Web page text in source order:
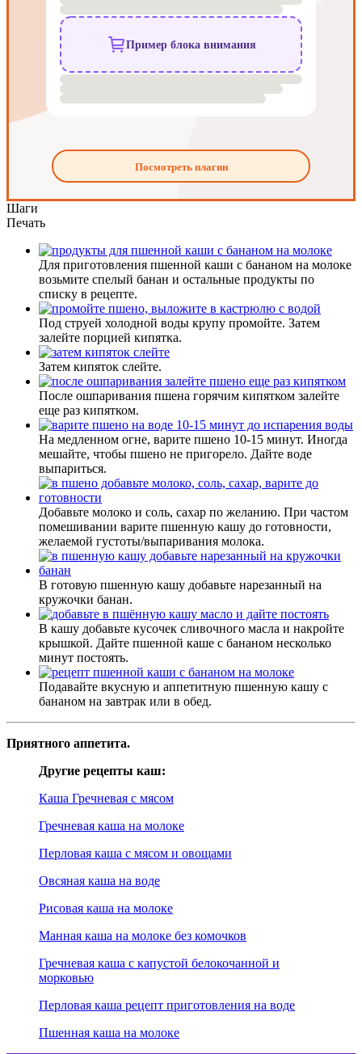
Шаги
Печать
Для приготовления пшенной каши с бананом на молоке
возьмите спелый банан и остальные продукты по
списку в рецепте.
Под струей холодной воды крупу промойте. Затем
залейте порцией кипятка.
Затем кипяток слейте.
После ошпаривания пшена горячим кипятком залейте
еще раз кипятком.
На медленном огне, варите пшено 10-15 минут. Иногда
мешайте, чтобы пшено не пригорело. Дайте воде
выпариться.
Добавьте молоко и соль, сахар по желанию. При частом
помешивании варите пшенную кашу до готовности,
желаемой густоты/выпаривания молока.
В готовую пшенную кашу добавьте нарезанный на
кружочки банан.
В кашу добавьте кусочек сливочного масла и накройте
крышкой. Дайте пшенной каше с бананом несколько
минут постоять.
Подавайте вкусную и аппетитную пшенную кашу с
бананом на завтрак или в обед.
Приятного аппетита.
Другие рецепты каш:
Каша Гречневая с мясом
Гречневая каша на молоке
Перловая каша с мясом и овощами
Овсяная каша на воде
Рисовая каша на молоке
Манная каша на молоке без комочков
Гречневая каша с капустой белокочанной и
морковью
Перловая каша рецепт приготовления на воде
Пшенная каша на молоке